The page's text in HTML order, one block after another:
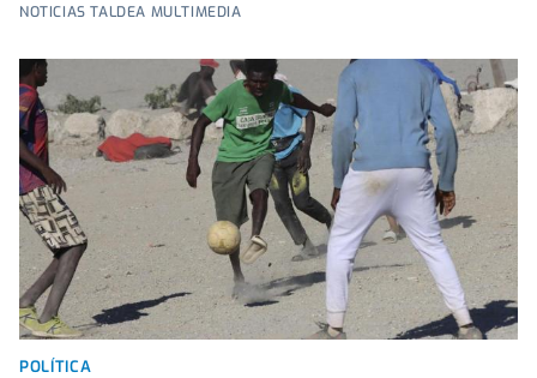
NOTICIAS TALDEA MULTIMEDIA
POLÍTICA